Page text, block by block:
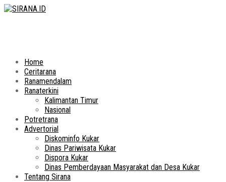
Home
Ceritarana
Ranamendalam
Ranaterkini
Kalimantan Timur
Nasional
Potretrana
Advertorial
Diskominfo Kukar
Dinas Pariwisata Kukar
Dispora Kukar
Dinas Pemberdayaan Masyarakat dan Desa Kukar
Tentang Sirana